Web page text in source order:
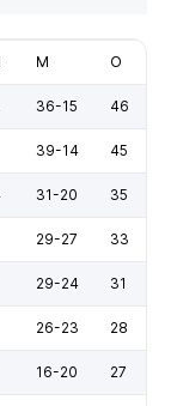
М О
36-15 46
39-14 45
31-20 35
29-27 33
29-24 31
26-23 28
16-20 27